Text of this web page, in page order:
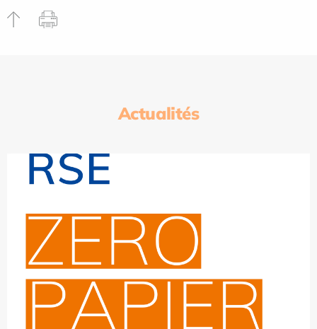
Actualités